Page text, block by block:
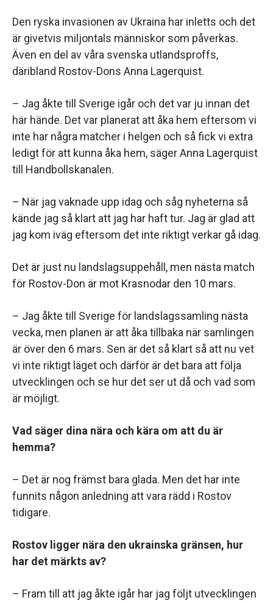
Den ryska invasionen av Ukraina har inletts och det
är givetvis miljontals människor som påverkas.
Även en del av våra svenska utlandsproffs,
däribland Rostov-Dons Anna Lagerquist.
– Jag åkte till Sverige igår och det var ju innan det
här hände. Det var planerat att åka hem eftersom vi
inte har några matcher i helgen och så fick vi extra
ledigt för att kunna åka hem, säger Anna Lagerquist
till Handbollskanalen.
– När jag vaknade upp idag och såg nyheterna så
kände jag så klart att jag har haft tur. Jag är glad att
jag kom iväg eftersom det inte riktigt verkar gå idag.
Det är just nu landslagsuppehåll, men nästa match
för Rostov-Don är mot Krasnodar den 10 mars.
– Jag åkte till Sverige för landslagssamling nästa
vecka, men planen är att åka tillbaka när samlingen
är över den 6 mars. Sen är det så klart så att nu vet
vi inte riktigt läget och därför är det bara att följa
utvecklingen och se hur det ser ut då och vad som
är möjligt.
Vad säger dina nära och kära om att du är
hemma?
– Det är nog främst bara glada. Men det har inte
funnits någon anledning att vara rädd i Rostov
tidigare.
Rostov ligger nära den ukrainska gränsen, hur
har det märkts av?
– Fram till att jag åkte igår har jag följt utvecklingen